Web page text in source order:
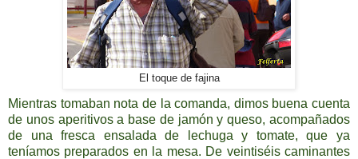
El toque de fajina
Mientras tomaban nota de la comanda, dimos buena cuenta
de unos aperitivos a base de jamón y queso, acompañados
de una fresca ensalada de lechuga y tomate, que ya
teníamos preparados en la mesa. De veintiséis caminantes